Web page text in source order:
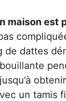
maison est
de dattes
un tamis